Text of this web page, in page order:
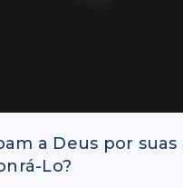
a Deus por
Lo?